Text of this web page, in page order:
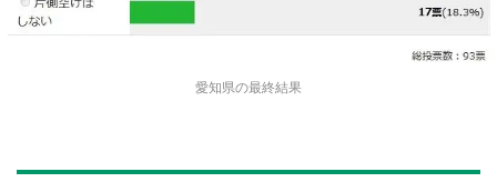
愛知県の最終結果